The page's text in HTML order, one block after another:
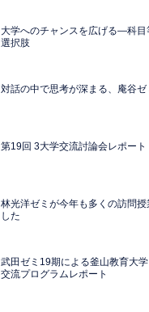
大学へのチャンスを広げる―科目
選択肢
対話の中で思考が深まる、庵谷ゼ
第19回 3大学交流討論会レポート
林光洋ゼミが今年も多くの訪問授
した
武田ゼミ19期による釜山教育大
交流プログラムレポート